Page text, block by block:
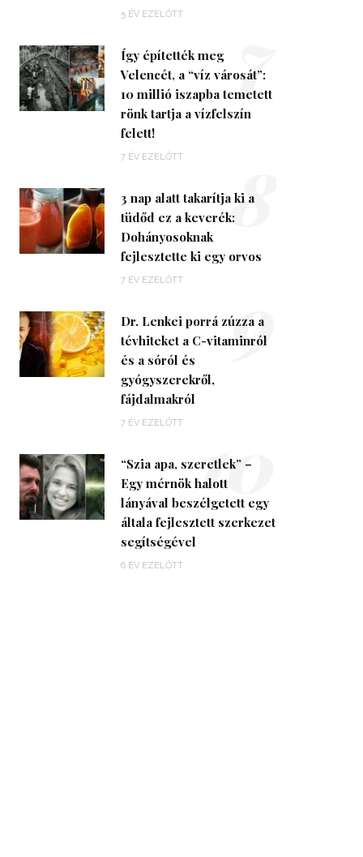
5 ÉV EZELŐTT
Így építették meg
Velencét, a “víz városát”:
10 millió iszapba temetett
rönk tartja a vízfelszín
felett!
7 ÉV EZELŐTT
7
3 nap alatt takarítja ki a
tüdőd ez a keverék:
Dohányosoknak
fejlesztette ki egy orvos
7 ÉV EZELŐTT
8
Dr. Lenkei porrá zúzza a
tévhiteket a C-vitaminról
és a sóról és
gyógyszerekről,
fájdalmakról
7 ÉV EZELŐTT
9
“Szia apa, szeretlek” –
Egy mérnök halott
lányával beszélgetett egy
általa fejlesztett szerkezet
segítségével
6 ÉV EZELŐTT
10